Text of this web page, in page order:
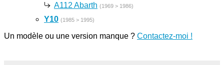
A112 Abarth (1969 > 1986)
Y10 (1985 > 1995)
Un modèle ou une version manque ? Contactez-moi !